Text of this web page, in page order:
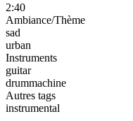
2:40
Ambiance/Thème
sad
urban
Instruments
guitar
drummachine
Autres tags
instrumental